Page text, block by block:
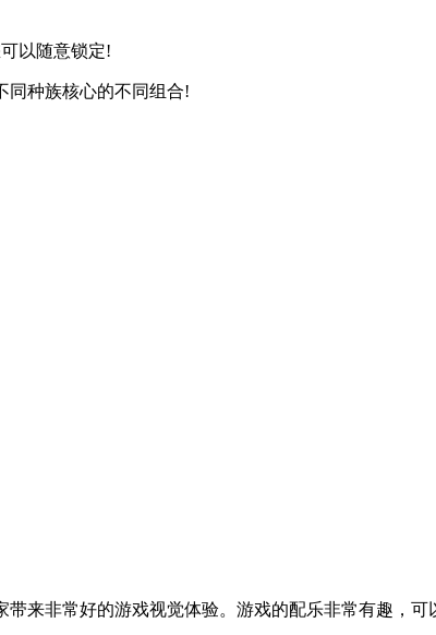
以随意锁定!
同种族核心的不同组合!
来非常好的游戏视觉体验。游戏的配乐非常有趣，